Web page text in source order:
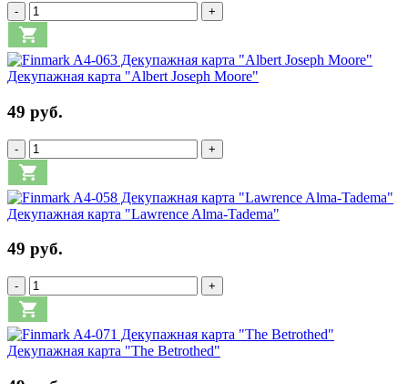
- +
Декупажная карта "Albert Joseph Moore"
49 руб.
- +
Декупажная карта "Lawrence Alma-Tadema"
49 руб.
- +
Декупажная карта "The Betrothed"